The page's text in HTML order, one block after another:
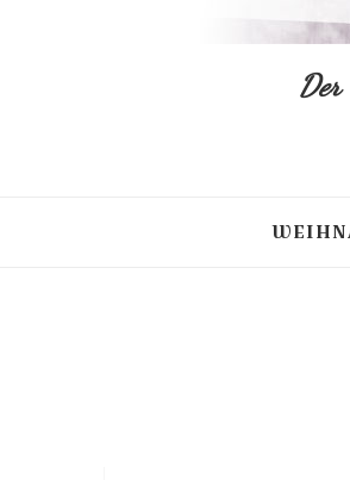
Der